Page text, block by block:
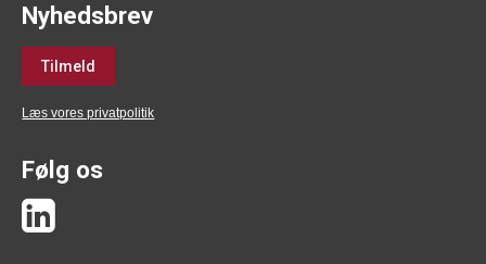
Nyhedsbrev
Tilmeld
Læs vores privatpolitik
Følg os